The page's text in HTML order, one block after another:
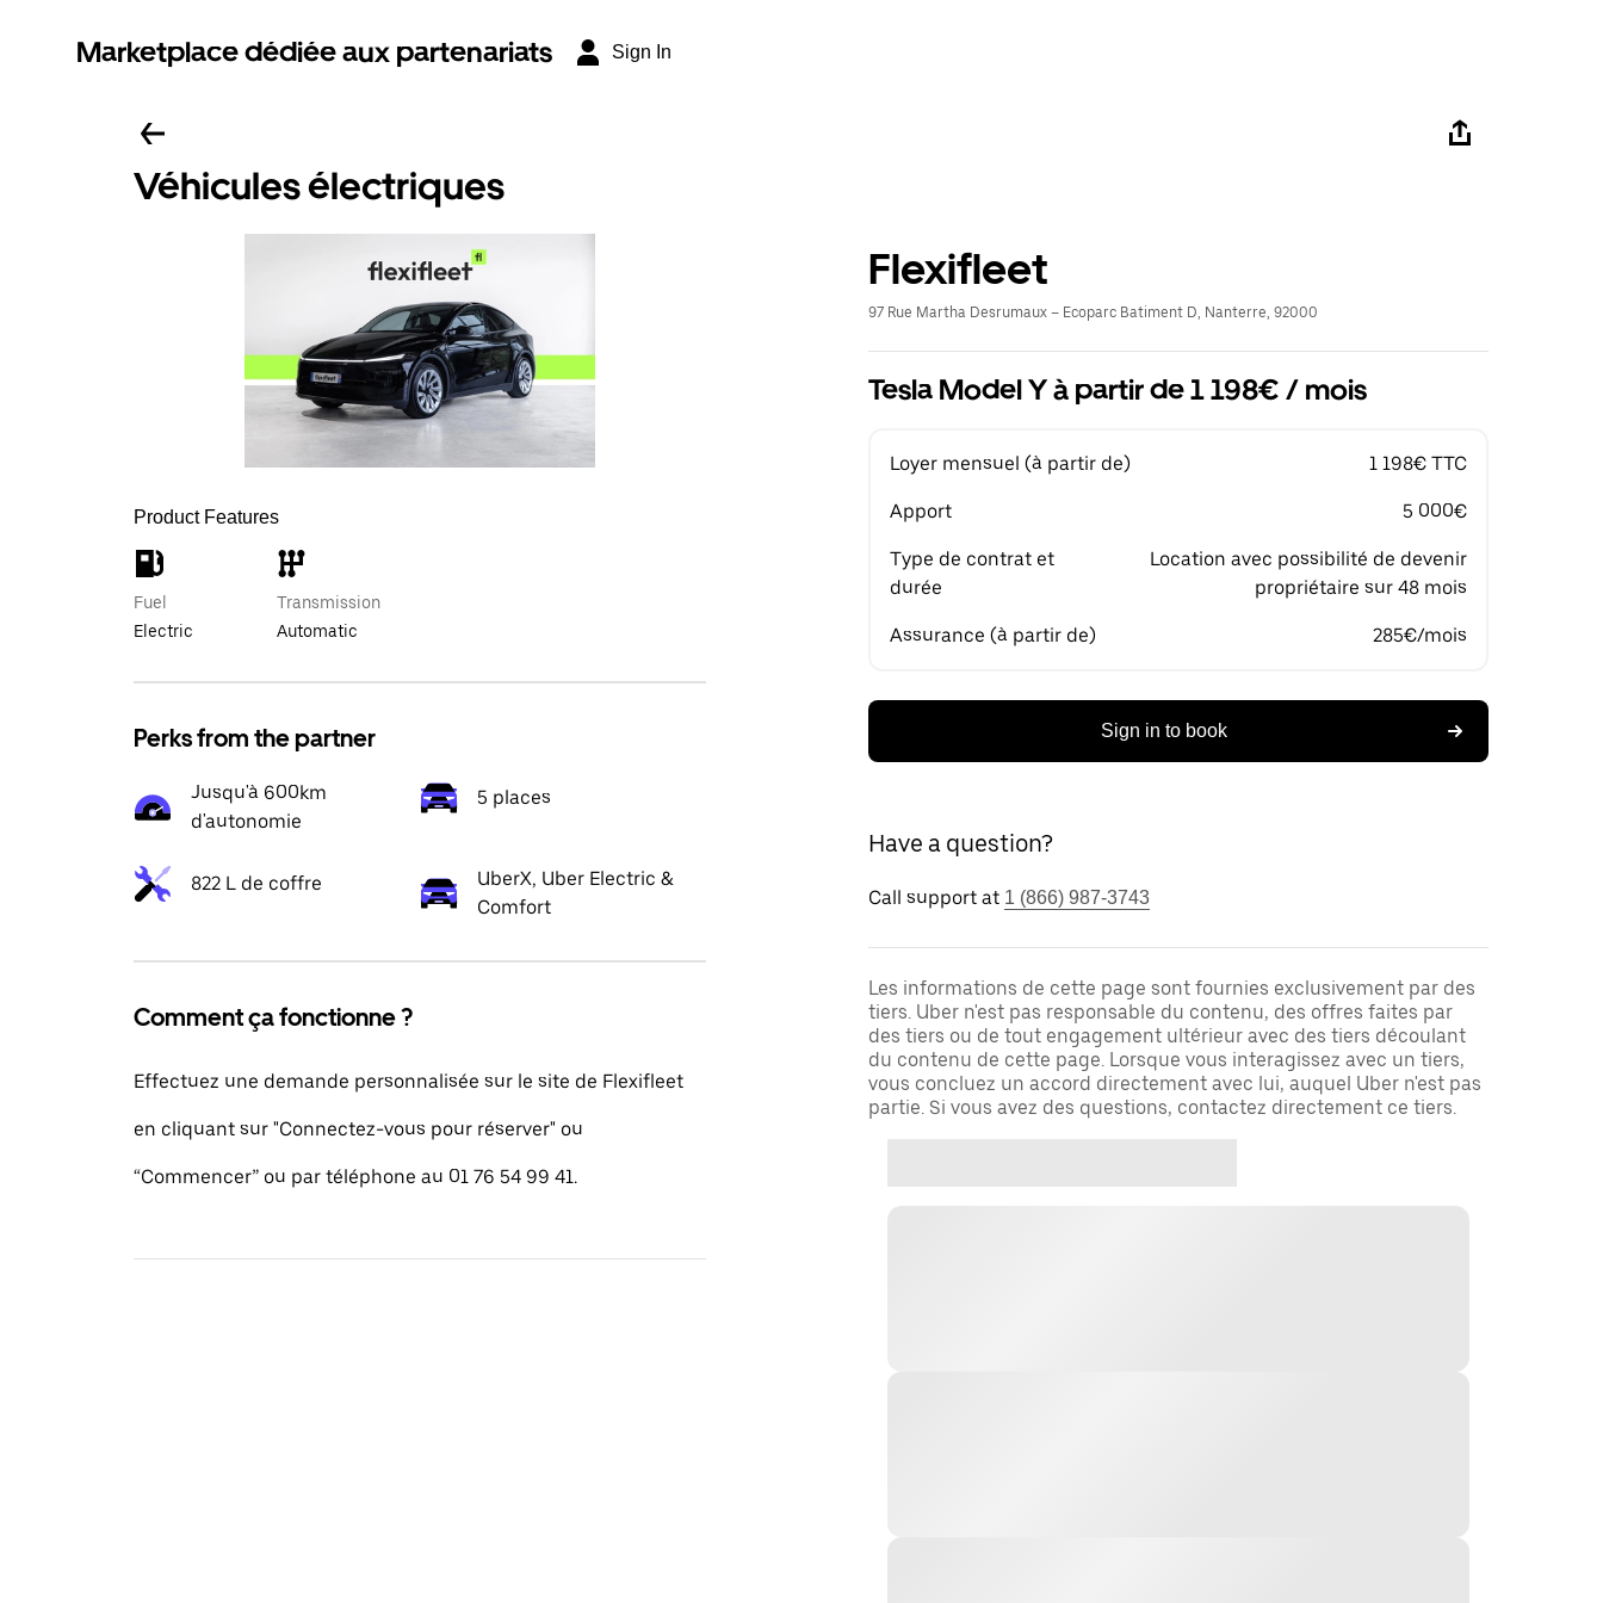
Marketplace dédiée aux partenariats Sign In
Véhicules électriques
Product Features
Fuel
Electric
Transmission
Automatic
Perks from the partner
Jusqu'à 600km
d'autonomie
5 places
822 L de coffre
UberX, Uber Electric &
Comfort
Comment ça fonctionne ?
Effectuez une demande personnalisée sur le site de Flexifleet
en cliquant sur "Connectez-vous pour réserver" ou
“Commencer” ou par téléphone au 01 76 54 99 41.
Flexifleet
97 Rue Martha Desrumaux – Ecoparc Batiment D, Nanterre, 92000
Tesla Model Y à partir de 1 198€ / mois
Loyer mensuel (à partir de) 1 198€ TTC
Apport 5 000€
Type de contrat et
durée
Location avec possibilité de devenir
propriétaire sur 48 mois
Assurance (à partir de) 285€/mois
Sign in to book
Have a question?
Call support at 1 (866) 987-3743
Les informations de cette page sont fournies exclusivement par des
tiers. Uber n'est pas responsable du contenu, des offres faites par
des tiers ou de tout engagement ultérieur avec des tiers découlant
du contenu de cette page. Lorsque vous interagissez avec un tiers,
vous concluez un accord directement avec lui, auquel Uber n'est pas
partie. Si vous avez des questions, contactez directement ce tiers.